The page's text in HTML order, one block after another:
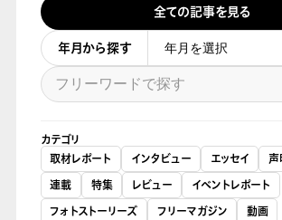
全ての記事を見る
年月から探す
カテゴリ
取材レポート
インタビュー エッセイ 声
連載
特集 レビュー
イベントレポート
フォトストーリーズ
フリーマガジン 動画